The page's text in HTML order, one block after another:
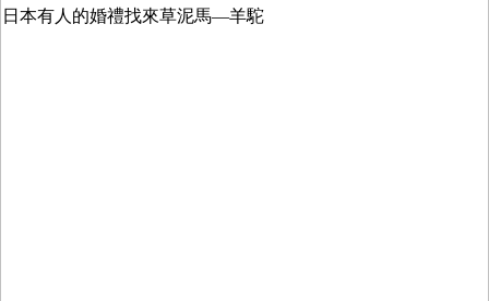
日本有人的婚禮找來草泥馬—羊駝